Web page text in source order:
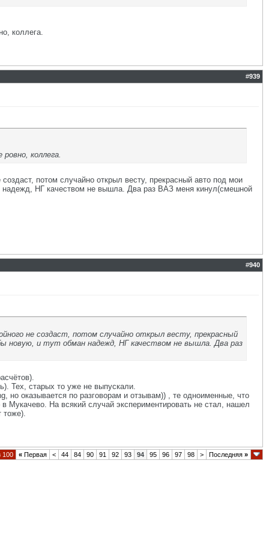
коллега.
#939
коллега.
потом случайно открыл весту, прекрасный авто под мои
НГ качеством не вышла. Два раз ВАЗ меня кинул(смешной
#940
не создаст, потом случайно открыл весту, прекрасный
новую, и тут обман надежд, НГ качеством не вышла. Два раз
Тех, старых то уже не выпускали.
оказывается по разговорам и отзывам)) , те одноименные, что
Мукачево. На всякий случай экспериментировать не стал, нашел
тоже).
100 « Первая < 44 84 90 91 92 93 94 95 96 97 98 > Последняя »